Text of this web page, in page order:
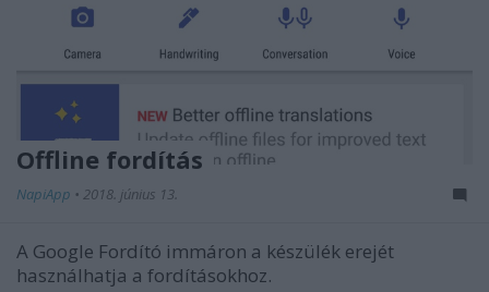
Offline fordítás
NapiApp • 2018. június 13.
A Google Fordító immáron a készülék erejét
használhatja a fordításokhoz.